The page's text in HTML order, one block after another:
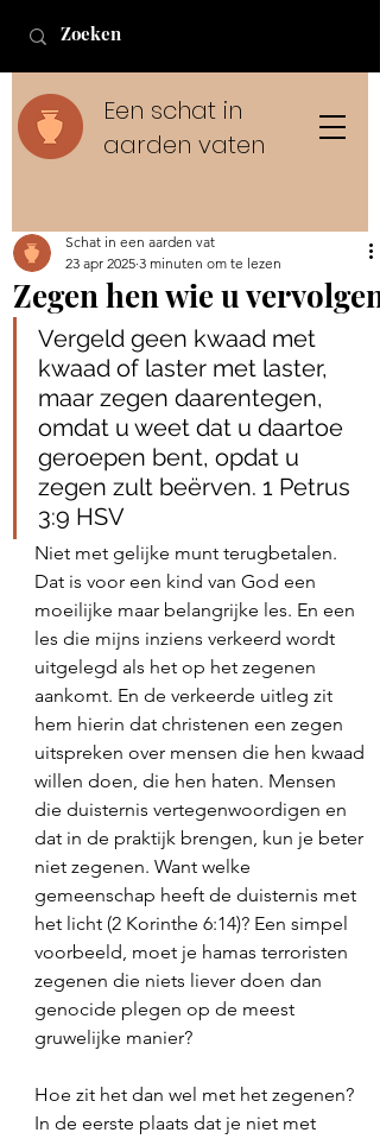
Een schat in
aarden vaten
Zegen hen wie u vervolgen
Schat in een aarden vat
23 apr 2025 3 minuten om te lezen
Vergeld geen kwaad met
kwaad of laster met laster,
maar zegen daarentegen,
omdat u weet dat u daartoe
geroepen bent, opdat u
zegen zult beërven. 1 Petrus‬
‭3‬:‭9‬ ‭HSV‬‬
Niet met gelijke munt terugbetalen.
Dat is voor een kind van God een
moeilijke maar belangrijke les. En een
les die mijns inziens verkeerd wordt
uitgelegd als het op het zegenen
aankomt. En de verkeerde uitleg zit
hem hierin dat christenen een zegen
uitspreken over mensen die hen kwaad
willen doen, die hen haten. Mensen
die duisternis vertegenwoordigen en
dat in de praktijk brengen, kun je beter
niet zegenen. Want welke
gemeenschap heeft de duisternis met
het licht (2 Korinthe 6:14)? Een simpel
voorbeeld, moet je hamas terroristen
zegenen die niets liever doen dan
genocide plegen op de meest
gruwelijke manier?
Hoe zit het dan wel met het zegenen?
In de eerste plaats dat je niet met